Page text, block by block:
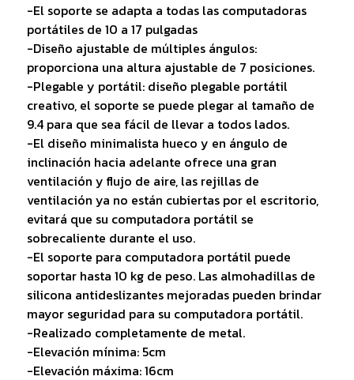
-El soporte se adapta a todas las computadoras
portátiles de 10 a 17 pulgadas
-Diseño ajustable de múltiples ángulos:
proporciona una altura ajustable de 7 posiciones.
-Plegable y portátil: diseño plegable portátil
creativo, el soporte se puede plegar al tamaño de
9.4 para que sea fácil de llevar a todos lados.
-El diseño minimalista hueco y en ángulo de
inclinación hacia adelante ofrece una gran
ventilación y flujo de aire, las rejillas de
ventilación ya no están cubiertas por el escritorio,
evitará que su computadora portátil se
sobrecaliente durante el uso.
-El soporte para computadora portátil puede
soportar hasta 10 kg de peso. Las almohadillas de
silicona antideslizantes mejoradas pueden brindar
mayor seguridad para su computadora portátil.
-Realizado completamente de metal.
-Elevación mínima: 5cm
-Elevación máxima: 16cm